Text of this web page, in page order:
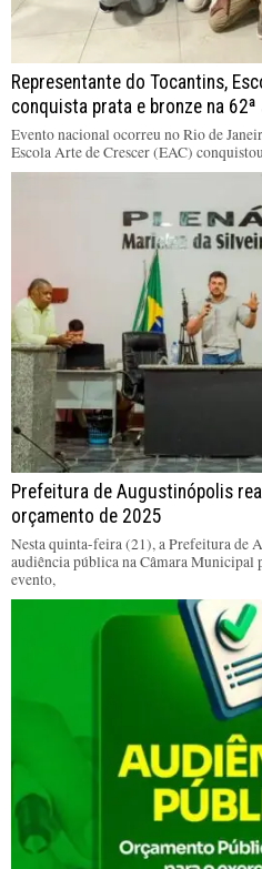
Representante do Tocantins,
conquista prata e bronze na
Evento nacional ocorreu no Rio de
Escola Arte de Crescer (EAC)
Prefeitura de Augustinópolis
orçamento de 2025
Nesta quinta-feira (21), a Prefeitura de
audiência pública na Câmara Municipal
evento,